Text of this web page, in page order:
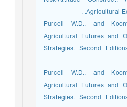
Agricultural
42. Purcell W.D.. and
Agricultural Futures and
Strategies. Second
43. Purcell W.D.. and
Agricultural Futures and
Strategies. Second